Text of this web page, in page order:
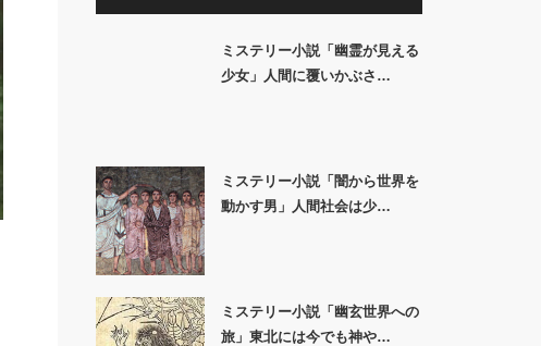
ミステリー小説「幽霊が見える
少女」人間に覆いかぶさ…
ミステリー小説「闇から世界を
動かす男」人間社会は少…
ミステリー小説「幽玄世界への
旅」東北には今でも神や…